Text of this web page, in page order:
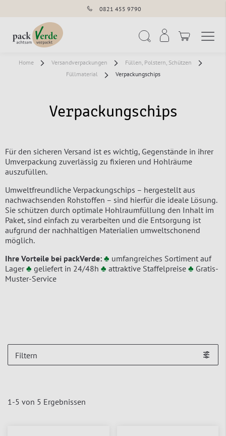
0821 455 9790
Home Versandverpackungen
Füllen, Polstern, Schützen
Füllmaterial
Verpackungschips
Verpackungschips
Für den sicheren Versand ist es wichtig, Gegenstände in ihrer
Umverpackung zuverlässig zu fixieren und Hohlräume
auszufüllen.
Umweltfreundliche Verpackungschips – hergestellt aus
nachwachsenden Rohstoffen – sind hierfür die ideale Lösung.
Sie schützen durch optimale Hohlraumfüllung den Inhalt im
Paket, sind einfach zu verarbeiten und die Entsorgung ist
aufgrund der nachhaltigen Materialien umweltschonend
möglich.
Ihre Vorteile bei packVerde: ♣ umfangreiches Sortiment auf
Lager♣ geliefert in 24/48h ♣ attraktive Staffelpreise ♣ Gratis-
Muster-Service
1 -5 von 5 Ergebnissen
Filtern